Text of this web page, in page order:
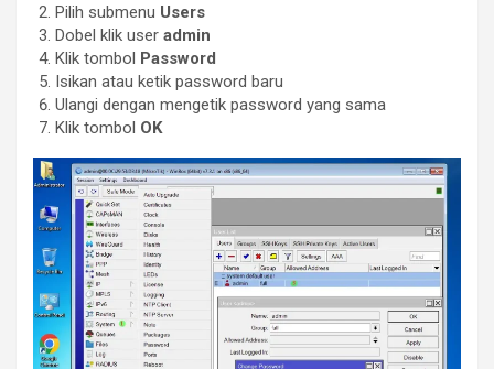
Pilih submenu Users
Dobel klik user admin
Klik tombol Password
Isikan atau ketik password baru
Ulangi dengan mengetik password yang sama
Klik tombol OK